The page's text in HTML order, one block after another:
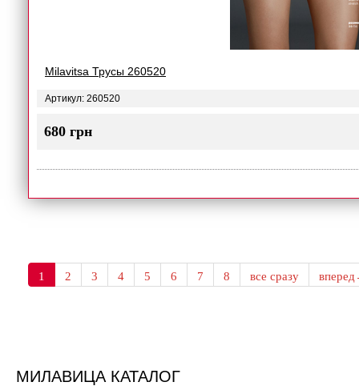
Milavitsa Трусы 260520
Артикул: 260520
680 грн
1 2 3 4 5 6 7 8 все сразу
МИЛАВИЦА КАТАЛОГ